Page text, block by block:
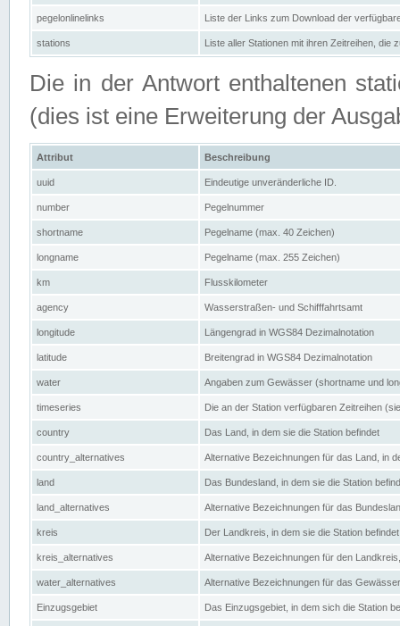
pegelonlinelinks Liste der Links zum Download der
stations Liste aller Stationen mit ihren Zeitreihen, die
Die in der Antwort enthaltenen
(dies ist eine Erweiterung der
Attribut Beschreibung
uuid Eindeutige unveränderliche ID.
number Pegelnummer
shortname Pegelname (max. 40 Zeichen)
longname Pegelname (max. 255 Zeichen)
km Flusskilometer
agency Wasserstraßen- und Schifffahrtsamt
longitude Längengrad in WGS84 Dezimalnotation
latitude Breitengrad in WGS84 Dezimalnotation
water Angaben zum Gewässer (shortname und
timeseries Die an der Station verfügbaren Zeitreihen
country Das Land, in dem sie die Station befindet
country_alternatives Alternative Bezeichnungen für das Land, in
land Das Bundesland, in dem sie die Station
land_alternatives Alternative Bezeichnungen für das
kreis Der Landkreis, in dem sie die Station befindet
kreis_alternatives Alternative Bezeichnungen für den
water_alternatives Alternative Bezeichnungen für das
Einzugsgebiet Das Einzugsgebiet, in dem sich die Station